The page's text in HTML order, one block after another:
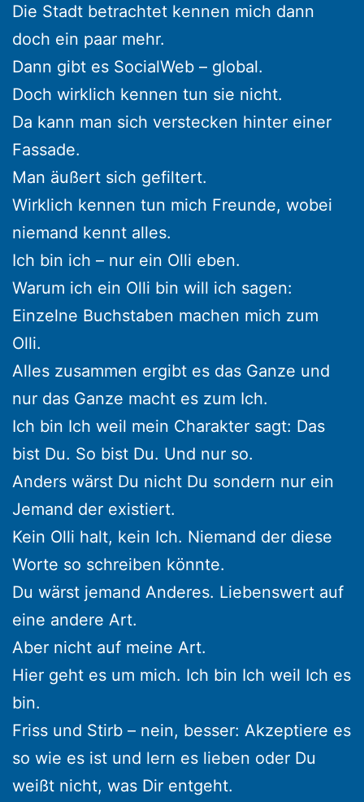
Die Stadt betrachtet kennen mich dann
doch ein paar mehr.
Dann gibt es SocialWeb – global.
Doch wirklich kennen tun sie nicht.
Da kann man sich verstecken hinter einer
Fassade.
Man äußert sich gefiltert.
Wirklich kennen tun mich Freunde, wobei
niemand kennt alles.
Ich bin ich – nur ein Olli eben.
Warum ich ein Olli bin will ich sagen:
Einzelne Buchstaben machen mich zum
Olli.
Alles zusammen ergibt es das Ganze und
nur das Ganze macht es zum Ich.
Ich bin Ich weil mein Charakter sagt: Das
bist Du. So bist Du. Und nur so.
Anders wärst Du nicht Du sondern nur ein
Jemand der existiert.
Kein Olli halt, kein Ich. Niemand der diese
Worte so schreiben könnte.
Du wärst jemand Anderes. Liebenswert auf
eine andere Art.
Aber nicht auf meine Art.
Hier geht es um mich. Ich bin Ich weil Ich es
bin.
Friss und Stirb – nein, besser: Akzeptiere es
so wie es ist und lern es lieben oder Du
weißt nicht, was Dir entgeht.